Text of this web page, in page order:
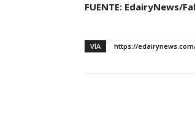
FUENTE: EdairyNews/
VÍA https://